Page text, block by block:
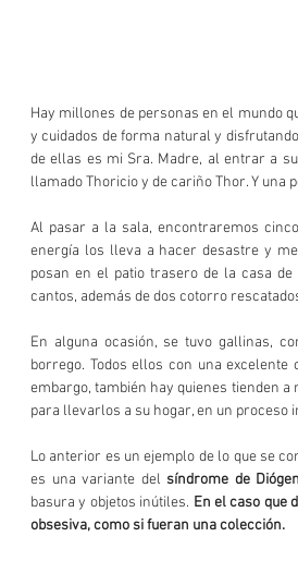
Hay millones de personas en el mundo
y cuidados de forma natural y
de ellas es mi Sra. Madre, al entrar a
llamado Thoricio y de cariño Thor. Y una
Al pasar a la sala, encontraremos
energía los lleva a hacer desastre y
posan en el patio trasero de la casa
cantos, además de dos cotorro
En alguna ocasión, se tuvo gallinas,
borrego. Todos ellos con una
embargo, también hay quienes tienden
para llevarlos a su hogar, en un proceso
Lo anterior es un ejemplo de lo que se
es una variante del síndrome de
basura y objetos inútiles. En el caso que
obsesiva, como si fueran una colección.